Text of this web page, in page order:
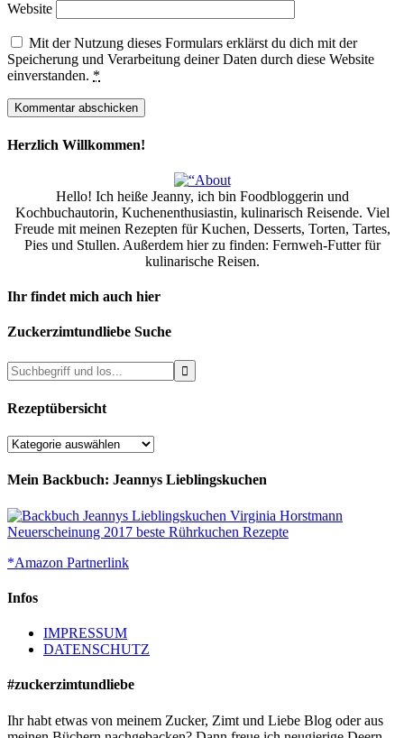
Website
Mit der Nutzung dieses Formulars erklärst du dich mit der
Speicherung und Verarbeitung deiner Daten durch diese Website
einverstanden. *
Herzlich Willkommen!
Hello! Ich heiße Jeanny, ich bin Foodbloggerin und
Kochbuchautorin, Kuchenenthusiastin, kulinarisch Reisende. Viel
Freude mit meinen Rezepten für Kuchen, Desserts, Torten, Tartes,
Pies und Stullen. Außerdem hier zu finden: Fernweh-Futter für
kulinarische Reisen.
Ihr findet mich auch hier
Zuckerzimtundliebe Suche
Rezeptübersicht
Rezeptübersicht
Mein Backbuch: Jeannys Lieblingskuchen
*Amazon Partnerlink
Infos
IMPRESSUM
DATENSCHUTZ
#zuckerzimtundliebe
Ihr habt etwas von meinem Zucker, Zimt und Liebe Blog oder aus